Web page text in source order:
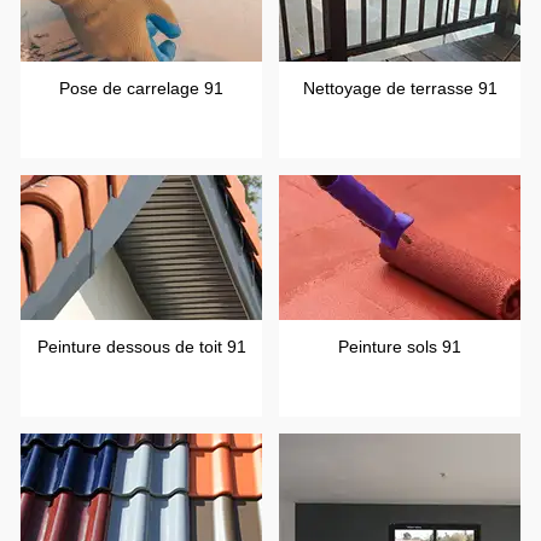
Pose de carrelage 91 Nettoyage de terrasse 91
Peinture dessous de toit 91 Peinture sols 91